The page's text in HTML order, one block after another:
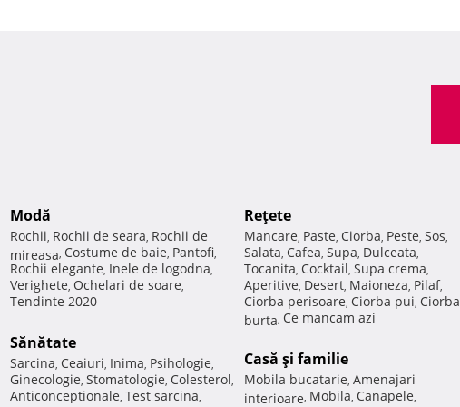
Modă
Rochii, Rochii de seara, Rochii de
mireasa, Costume de baie, Pantofi,
Rochii elegante, Inele de logodna,
Verighete, Ochelari de soare,
Tendinte 2020
Sănătate
Sarcina, Ceaiuri, Inima, Psihologie,
Ginecologie, Stomatologie, Colesterol,
Anticonceptionale, Test sarcina,
Reţete
Mancare, Paste, Ciorba, Peste, Sos,
Salata, Cafea, Supa, Dulceata,
Tocanita, Cocktail, Supa crema,
Aperitive, Desert, Maioneza, Pilaf,
Ciorba perisoare, Ciorba pui, Ciorba
burta, Ce mancam azi
Casă şi familie
Mobila bucatarie, Amenajari
interioare, Mobila, Canapele,